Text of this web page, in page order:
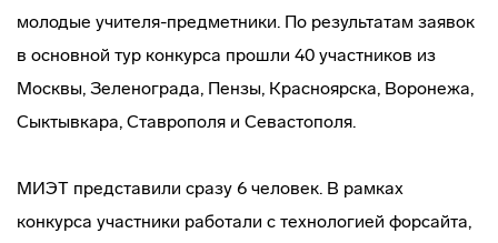
молодые учителя-предметники. По результатам заявок
в основной тур конкурса прошли 40 участников из
Москвы, Зеленограда, Пензы, Красноярска, Воронежа,
Сыктывкара, Ставрополя и Севастополя.
МИЭТ представили сразу 6 человек. В рамках
конкурса участники работали с технологией форсайта,